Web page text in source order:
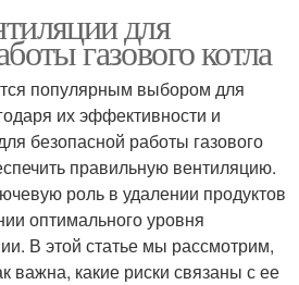
для
газового котла
популярным выбором для
их эффективности и
безопасной работы газового
правильную вентиляцию.
роль в удалении продуктов
оптимального уровня
В этой статье мы рассмотрим,
важна, какие риски связаны с ее